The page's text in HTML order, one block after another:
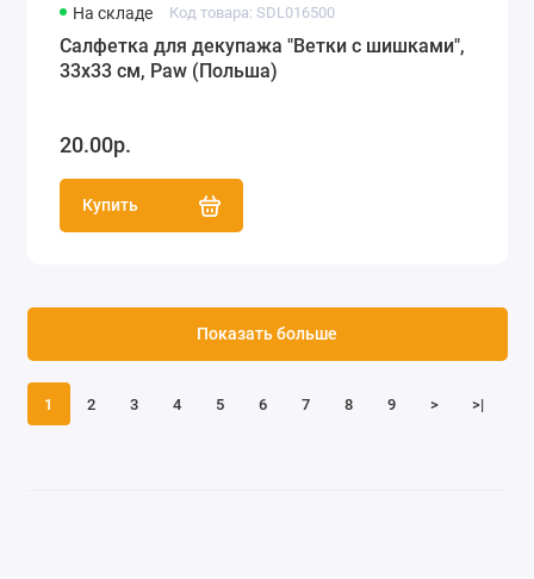
На складе Код товара: SDL016500
Салфетка для декупажа "Ветки с шишками",
33х33 см, Paw (Польша)
20.00р.
Купить
1 2 3 4 5 6 7 8 9 > >|
Показать больше